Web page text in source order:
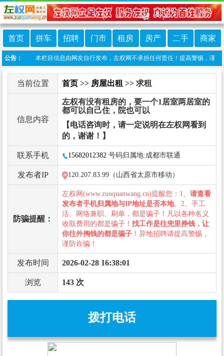
首页 拼车 招聘 门市 租房 房产 二手 商家
公告：
免责声明：本栏目信息由网友自行发布，左权网不承担任何责任！提高警惕，谨防
当前位置 首页 >> 房屋出租 >> 求租
信息内容
左权有没有租房的，要一个1居室两居室的
都可以自己住，院也可以
【电话咨询时，请一定说明在左权网看到
的，谢谢！】
联系手机 15682012382 号码归属地:成都市联通
发布者IP 120.207.83.99（山西省太原市移动）
防骗提醒：
左权网(www.zuoquanwang.cn)提醒您：1、 请查看
发布者手机归属地与IP地址是否本地。2、手工
活、网络兼职、刷单，都是骗子！凡以各种名义
收取费用的都是骗子！ 找工作是往兜里挣钱，让
你往外掏钱的都是骗子 ！异地招聘请提高警惕，
谨防诈骗！
发布时间 2026-02-28 16:38:01
浏览 143 次
拨打电话